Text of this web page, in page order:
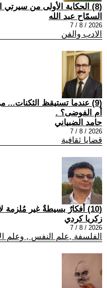
(8) الحكاية الأولى من سيرتي الذاتية، 22
السمّاح عبد الله
2026 / 8 / 7
الادب والفن
(9) عندما تستيقظ الثكنات...
أم الفوضى؟ .
حامد الضبياني
2026 / 8 / 7
قضايا ثقافية
(10) أفكارٌ بسيطةٌ غير مُلزمة لأحد ..101
زكريا كردي
2026 / 8 / 7
الفلسفة ,علم النفس , وعلم